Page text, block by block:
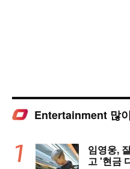
Entertainment 많
임영웅,
고 '현금